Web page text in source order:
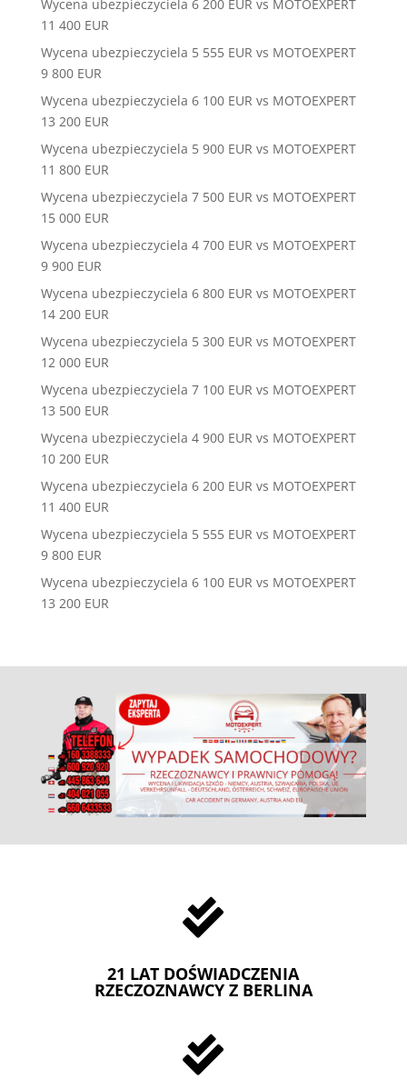
Wycena ubezpieczyciela 6 200 EUR vs MOTOEXPERT
11 400 EUR
Wycena ubezpieczyciela 5 555 EUR vs MOTOEXPERT
9 800 EUR
Wycena ubezpieczyciela 6 100 EUR vs MOTOEXPERT
13 200 EUR
Wycena ubezpieczyciela 5 900 EUR vs MOTOEXPERT
11 800 EUR
Wycena ubezpieczyciela 7 500 EUR vs MOTOEXPERT
15 000 EUR
Wycena ubezpieczyciela 4 700 EUR vs MOTOEXPERT
9 900 EUR
Wycena ubezpieczyciela 6 800 EUR vs MOTOEXPERT
14 200 EUR
Wycena ubezpieczyciela 5 300 EUR vs MOTOEXPERT
12 000 EUR
Wycena ubezpieczyciela 7 100 EUR vs MOTOEXPERT
13 500 EUR
Wycena ubezpieczyciela 4 900 EUR vs MOTOEXPERT
10 200 EUR
Wycena ubezpieczyciela 6 200 EUR vs MOTOEXPERT
11 400 EUR
Wycena ubezpieczyciela 5 555 EUR vs MOTOEXPERT
9 800 EUR
Wycena ubezpieczyciela 6 100 EUR vs MOTOEXPERT
13 200 EUR

21 LAT DOŚWIADCZENIA
RZECZOZNAWCY Z BERLINA
